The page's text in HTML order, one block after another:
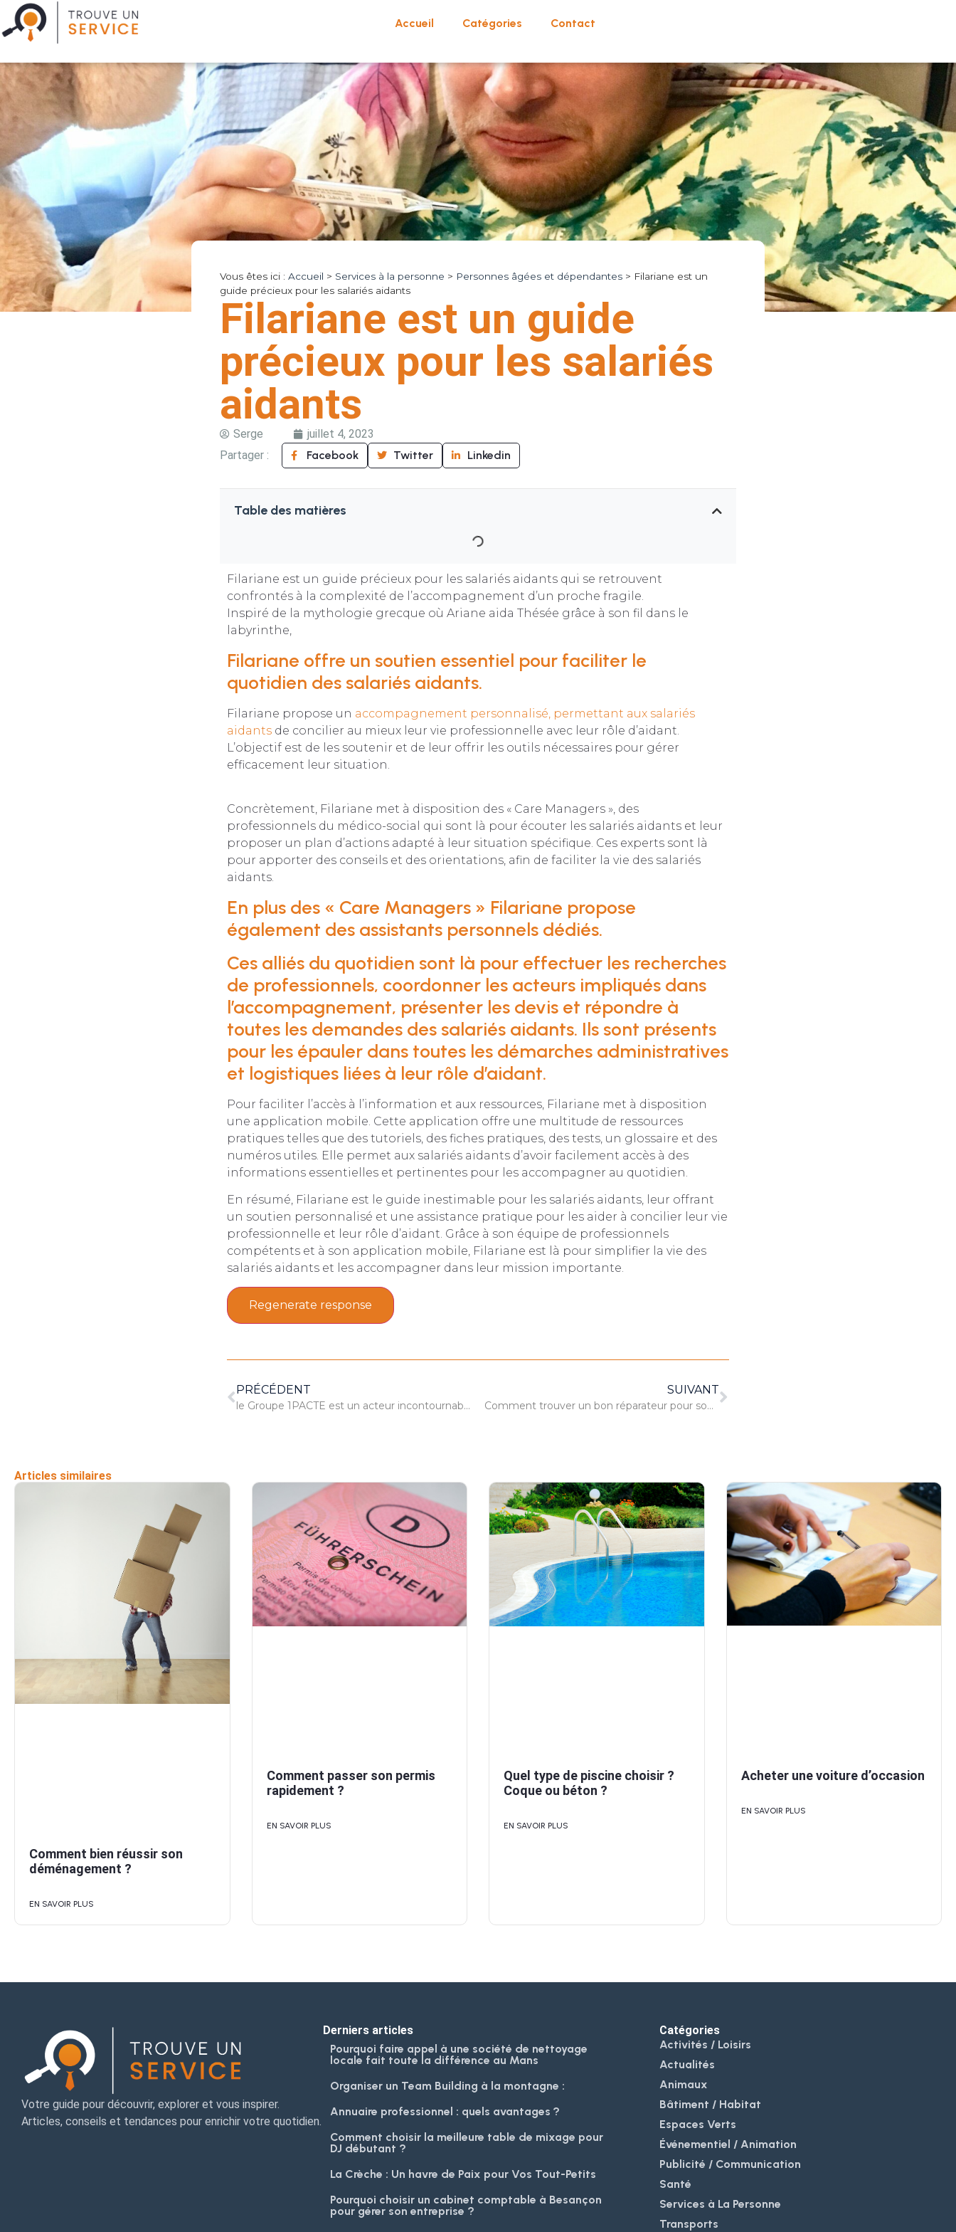
Accueil Catégories Contact
Vous êtes ici : Accueil > Services à la personne > Personnes âgées et dépendantes> Filariane est un
guide précieux pour les salariés aidants
Filariane est un guide
précieux pour les salariés
aidants
Serge
juillet 4, 2023
Partager :
Facebook Twitter Linkedin
Table des matières
Filariane est un guide précieux pour les salariés aidants qui se retrouvent
confrontés à la complexité de l’accompagnement d’un proche fragile.
Inspiré de la mythologie grecque où Ariane aida Thésée grâce à son fil dans le
labyrinthe,
Filariane offre un soutien essentiel pour faciliter le
quotidien des salariés aidants.
Filariane propose un accompagnement personnalisé, permettant aux salariés
aidantsde concilier au mieux leur vie professionnelle avec leur rôle d’aidant.
L’objectif est de les soutenir et de leur offrir les outils nécessaires pour gérer
efficacement leur situation.
Concrètement, Filariane met à disposition des « Care Managers », des
professionnels du médico-social qui sont là pour écouter les salariés aidants et leur
proposer un plan d’actions adapté à leur situation spécifique. Ces experts sont là
pour apporter des conseils et des orientations, afin de faciliter la vie des salariés
aidants.
En plus des « Care Managers » Filariane propose
également des assistants personnels dédiés.
Ces alliés du quotidien sont là pour effectuer les recherches
de professionnels, coordonner les acteurs impliqués dans
l’accompagnement, présenter les devis et répondre à
toutes les demandes des salariés aidants. Ils sont présents
pour les épauler dans toutes les démarches administratives
et logistiques liées à leur rôle d’aidant.
Pour faciliter l’accès à l’information et aux ressources, Filariane met à disposition
une application mobile. Cette application offre une multitude de ressources
pratiques telles que des tutoriels, des fiches pratiques, des tests, un glossaire et des
numéros utiles. Elle permet aux salariés aidants d’avoir facilement accès à des
informations essentielles et pertinentes pour les accompagner au quotidien.
En résumé, Filariane est le guide inestimable pour les salariés aidants, leur offrant
un soutien personnalisé et une assistance pratique pour les aider à concilier leur vie
professionnelle et leur rôle d’aidant. Grâce à son équipe de professionnels
compétents et à son application mobile, Filariane est là pour simplifier la vie des
salariés aidants et les accompagner dans leur mission importante.
Regenerate response
PRÉCÉDENT
le Groupe 1PACTE est un acteur incontournable dans la région des Alpes-Maritimes
SUIVANT
Comment trouver un bon réparateur pour son smartphone ?
Articles similaires
Comment bien réussir son
déménagement ?
EN SAVOIR PLUS
Comment passer son permis
rapidement ?
EN SAVOIR PLUS
Quel type de piscine choisir ?
Coque ou béton ?
EN SAVOIR PLUS
Acheter une voiture d’occasion
EN SAVOIR PLUS
Votre guide pour découvrir, explorer et vous inspirer.
Articles, conseils et tendances pour enrichir votre quotidien.
Derniers articles
Pourquoi faire appel à une société de nettoyage
locale fait toute la différence au Mans
Organiser un Team Building à la montagne :
Annuaire professionnel : quels avantages ?
Comment choisir la meilleure table de mixage pour
DJ débutant ?
La Crèche : Un havre de Paix pour Vos Tout-Petits
Pourquoi choisir un cabinet comptable à Besançon
pour gérer son entreprise ?
Catégories
Activités / Loisirs
Actualités
Animaux
Bâtiment / Habitat
Espaces Verts
Événementiel / Animation
Publicité / Communication
Santé
Services à La Personne
Transports